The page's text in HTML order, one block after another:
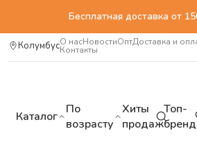
Бесплатная доставка от
КолумбусО насНовостиОптДоставка и
Контакты
Каталог По
возрасту
Хиты
продаж
Топ-